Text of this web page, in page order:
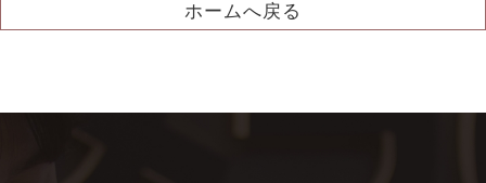
ホームへ戻る